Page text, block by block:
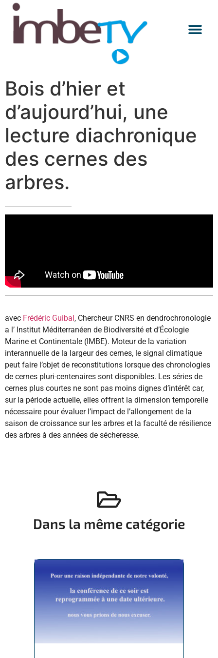
Bois d’hier et
d’aujourd’hui, une
lecture diachronique
des cernes des
arbres.
avec Frédéric Guibal , Chercheur CNRS en dendrochronologie
a l’ Institut Méditerranéen de Biodiversité et d’Écologie
Marine et Continentale (IMBE). Moteur de la variation
interannuelle de la largeur des cernes, le signal climatique
peut faire l’objet de reconstitutions lorsque des chronologies
de cernes pluri-centenaires sont disponibles. Les séries de
cernes plus courtes ne sont pas moins dignes d’intérêt car,
sur la période actuelle, elles offrent la dimension temporelle
nécessaire pour évaluer l’impact de l’allongement de la
saison de croissance sur les arbres et la faculté de résilience
des arbres à des années de sécheresse.
Dans la même catégorie